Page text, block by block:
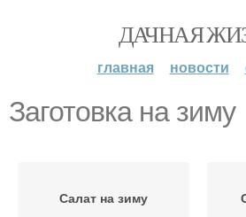
ДАЧНАЯ
главная новости
Заготовка на зиму
Салат на зиму